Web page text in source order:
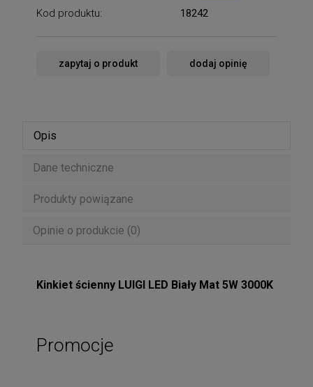
Kod produktu: 18242
zapytaj o produkt dodaj opinię
Opis
Dane techniczne
Produkty powiązane
Opinie o produkcie (0)
Kinkiet ścienny LUIGI LED Biały Mat 5W 3000K
Promocje